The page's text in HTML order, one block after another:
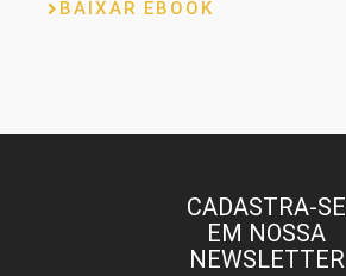
BAIXAR EBOOK
CADASTRA-SE
EM NOSSA
NEWSLETTER